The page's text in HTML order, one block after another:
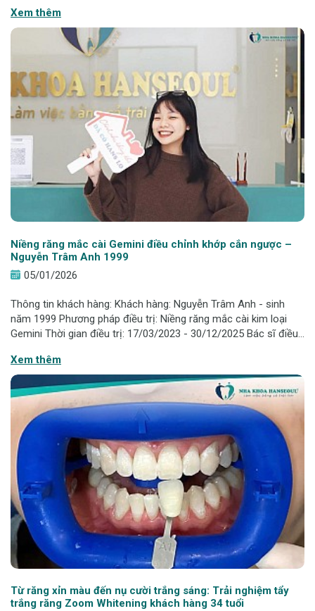
tại nha khoa Hanseoul, với
Xem thêm
Niềng răng mắc cài Gemini điều chỉnh khớp cắn ngược –
Nguyễn Trâm Anh 1999
05/01/2026
Thông tin khách hàng: Khách hàng: Nguyễn Trâm Anh - sinh
năm 1999 Phương pháp điều trị: Niềng răng mắc cài kim loại
Gemini Thời gian điều trị: 17/03/2023 - 30/12/2025 Bác sĩ điều
Hanseoul 1. Tình t
Xem thêm
Từ răng xỉn màu đến nụ cười trắng sáng: Trải nghiệm tẩy
trắng răng Zoom Whitening khách hàng 34 tuổi